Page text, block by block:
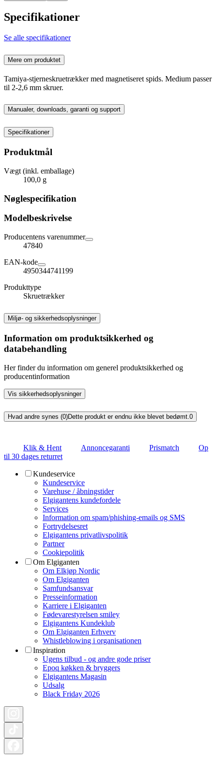
Specifikationer
Se alle specifikationer
Mere om produktet
Tamiya-stjerneskruetrækker med magnetiseret spids. Medium passer
til 2-2,6 mm skruer.
Manualer, downloads, garanti og support
Specifikationer
Produktmål
Vægt (inkl. emballage)
100,0 g
Nøglespecifikation
Modelbeskrivelse
Producentens varenummer
47840
EAN-kode
4950344741199
Produkttype
Skruetrækker
Miljø- og sikkerhedsoplysninger
Information om produktsikkerhed og
databehandling
Her finder du information om generel produktsikkerhed og
producentinformation
Vis sikkerhedsoplysninger
Hvad andre synes (0)Dette produkt er endnu ikke blevet bedømt. 0
Klik & Hent Annoncegaranti Prismatch
Op
til 30 dages returret
Kundeservice
Kundeservice
Varehuse / åbningstider
Elgigantens kundefordele
Services
Information om spam/phishing-emails og SMS
Fortrydelsesret
Elgigantens privatlivspolitik
Partner
Cookiepolitik
Om Elgiganten
Om Elkjøp Nordic
Om Elgiganten
Samfundsansvar
Presseinformation
Karriere i Elgiganten
Fødevarestyrelsen smiley
Elgigantens Kundeklub
Om Elgiganten Erhverv
Whistleblowing i organisationen
Inspiration
Ugens tilbud - og andre gode priser
Epoq køkken & bryggers
Elgigantens Magasin
Udsalg
Black Friday 2026